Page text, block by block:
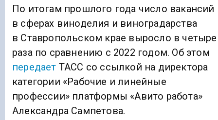
По итогам прошлого года число вакансий
в сферах виноделия и виноградарства
в Ставропольском крае выросло в четыре
раза по сравнению с 2022 годом. Об этом
передает ТАСС со ссылкой на директора
категории «Рабочие и линейные
профессии» платформы «Авито работа»
Александра Сампетова.